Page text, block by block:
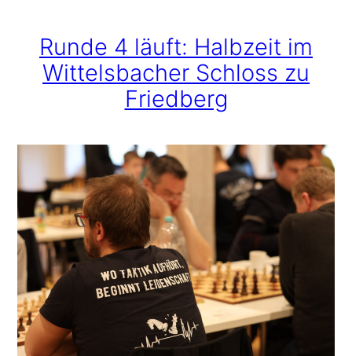
Runde 4 läuft: Halbzeit im
Wittelsbacher Schloss zu
Friedberg